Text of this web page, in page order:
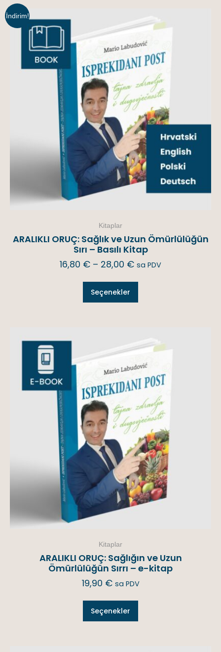
İndirim!
Kitaplar
ARALIKLI ORUÇ: Sağlık ve Uzun Ömürlülüğün
Sırı – Basılı Kitap
16,80 € – 28,00 € sa PDV
Seçenekler
Kitaplar
ARALIKLI ORUÇ: Sağlığın ve Uzun
Ömürlülüğün Sırrı – e-kitap
19,90 € sa PDV
Seçenekler